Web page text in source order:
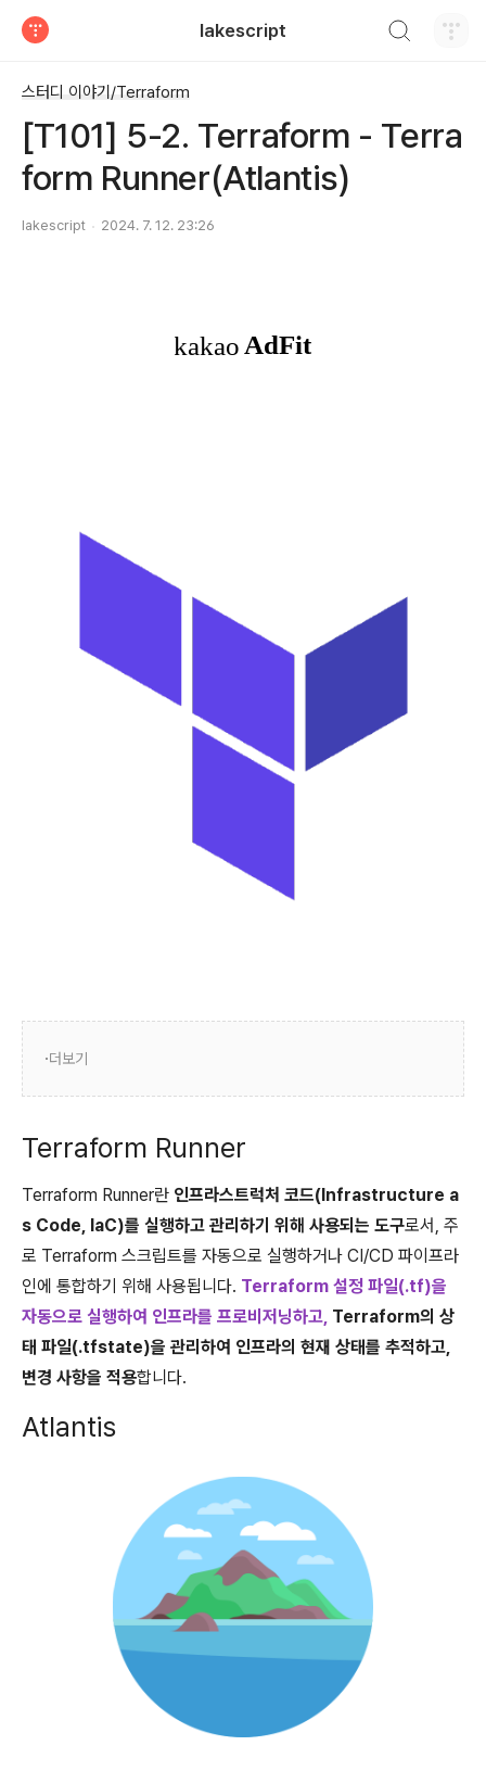
lakescript
스터디 이야기/Terraform
[T101] 5-2. Terraform - Terra
form Runner(Atlantis)
lakescript 2024. 7. 12. 23:26
더보기
Terraform Runner
Terraform Runner란 인프라스트럭처 코드(Infrastructure a
s Code, IaC)를 실행하고 관리하기 위해 사용되는 도구로서, 주
로 Terraform 스크립트를 자동으로 실행하거나 CI/CD 파이프라
인에 통합하기 위해 사용됩니다. Terraform 설정 파일(.tf)을
자동으로 실행하여 인프라를 프로비저닝하고, Terraform의 상
태 파일(.tfstate)을 관리하여 인프라의 현재 상태를 추적하고,
변경 사항을 적용합니다.
Atlantis